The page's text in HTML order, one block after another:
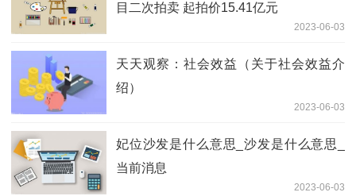
目二次拍卖 起拍价15.41亿元
2023-06-03
天天观察：社会效益（关于社会效益介
绍）
2023-06-03
妃位沙发是什么意思_沙发是什么意思_
当前消息
2023-06-03